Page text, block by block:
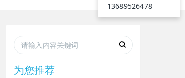
为您推荐
13689526478